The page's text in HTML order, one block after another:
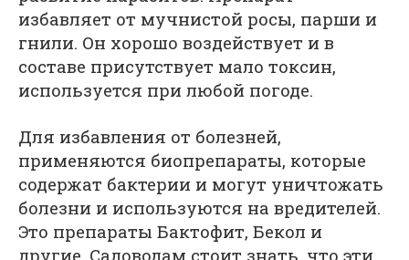
избавляет от мучнистой росы, парши и
гнили. Он хорошо воздействует и в
составе присутствует мало токсин,
используется при любой погоде.
Для избавления от болезней,
применяются биопрепараты, которые
содержат бактерии и могут уничтожать
болезни и используются на вредителей.
Это препараты Бактофит, Бекол и
другие. Садоводам стоит знать, что эти